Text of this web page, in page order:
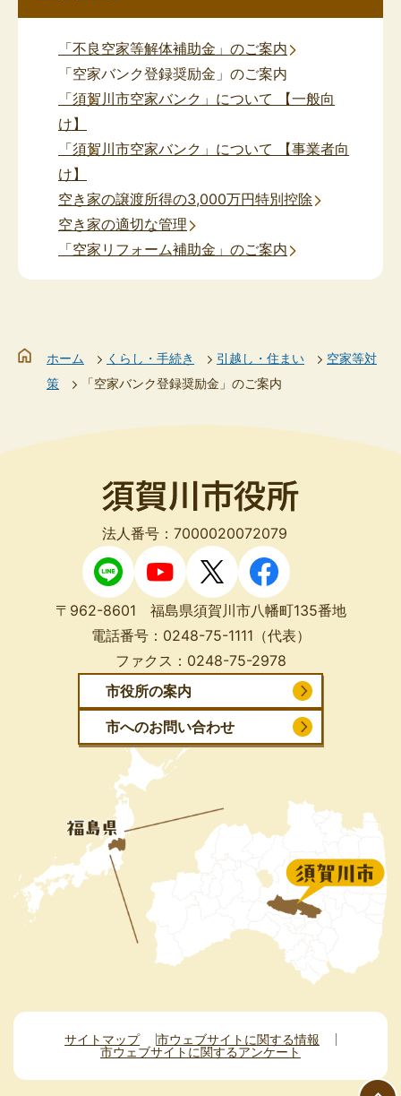
「不良空家等解体補助金」のご案内
「空家バンク登録奨励金」のご案内
「須賀川市空家バンク」について 【一般向
け】
「須賀川市空家バンク」について 【事業者向
け】
空き家の譲渡所得の3,000万円特別控除
空き家の適切な管理
「空家リフォーム補助金」のご案内
ホーム くらし・手続き 引越し・住まい
空家等対
策
「空家バンク登録奨励金」のご案内
法人番号：7000020072079
〒962-8601 福島県須賀川市八幡町135番地
電話番号： 0248-75-1111 （代表）
ファクス： 0248-75-2978
市役所の案内
市へのお問い合わせ
サイトマップ
市ウェブサイトに関する情報
市ウェブサイトに関するアンケート